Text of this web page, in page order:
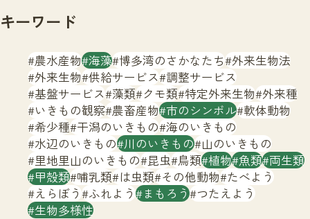
文字サイズ 小 中 大
生物多様性ふくおかウェブセンターとは
サイトマップ
キーワード
農水産物 海藻 博多湾のさかなたち 外来生物法
外来生物 供給サービス 調整サービス
基盤サービス 藻類 クモ類 特定外来生物 外来種
いきもの観察 農畜産物 市のシンボル 軟体動物
希少種 干潟のいきもの 海のいきもの
水辺のいきもの 川のいきもの 山のいきもの
里地里山のいきもの 昆虫 鳥類 植物 魚類 両生類
甲殻類 哺乳類 は虫類 その他動物 たべよう
えらぼう ふれよう まもろう つたえよう
生物多様性